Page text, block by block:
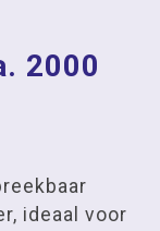
2000
ideaal voor